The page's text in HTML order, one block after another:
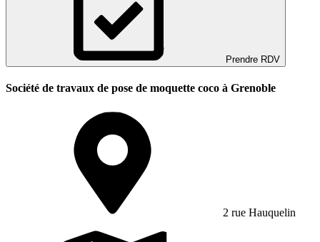
Prendre RDV
Société de travaux de pose de moquette coco à Grenoble
2 rue Hauquelin